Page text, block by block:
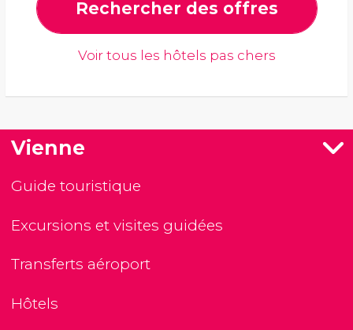
Rechercher des offres
Voir tous les hôtels pas chers
Vienne
Guide touristique
Excursions et visites guidées
Transferts aéroport
Hôtels